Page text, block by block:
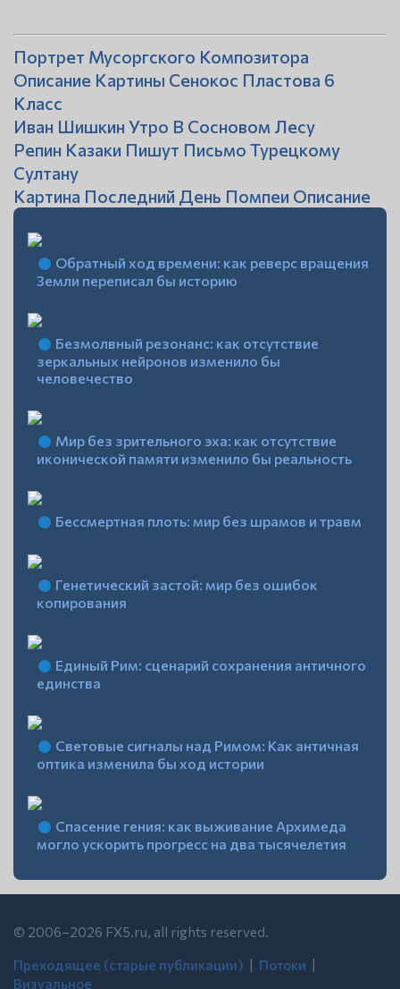
Портрет Мусоргского Композитора
Описание Картины Сенокос Пластова 6
Класс
Иван Шишкин Утро В Сосновом Лесу
Репин Казаки Пишут Письмо Турецкому
Султану
Картина Последний День Помпеи Описание
Обратный ход времени: как реверс вращения
Земли переписал бы историю
Безмолвный резонанс: как отсутствие
зеркальных нейронов изменило бы
человечество
Мир без зрительного эха: как отсутствие
иконической памяти изменило бы реальность
Бессмертная плоть: мир без шрамов и травм
Генетический застой: мир без ошибок
копирования
Единый Рим: сценарий сохранения античного
единства
Световые сигналы над Римом: Как античная
оптика изменила бы ход истории
Спасение гения: как выживание Архимеда
могло ускорить прогресс на два тысячелетия
© 2006–2026 FX5.ru, all rights reserved.
Преходящее (старые публикации) | ‍ Потоки | ‍
Визуальное